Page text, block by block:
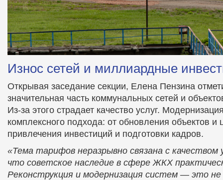
Износ сетей и миллиардные
Открывая заседание секции, Елена Пензина
значительная часть коммунальных сетей и
Из-за этого страдает качество услуг.
комплексного подхода: от обновления объектов
привлечения инвестиций и подготовки кадров.
«Тема тарифов неразрывно связана с качеством
что советское наследие в сфере ЖКХ
Реконструкция и модернизация систем — это не